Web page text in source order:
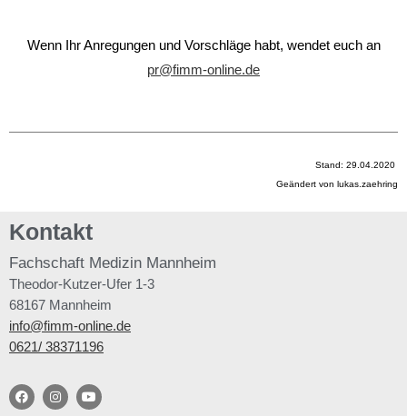
Wenn Ihr Anregungen und Vorschläge habt, wendet euch an
pr@fimm-online.de
Stand: 29.04.2020
Geändert von lukas.zaehring
Kontakt
Fachschaft Medizin Mannheim
Theodor-Kutzer-Ufer 1-3
68167 Mannheim
info@fimm-online.de
0621/ 38371196